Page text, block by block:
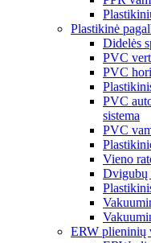
Plastikinė
Didelės
PVC
PVC
PVC
sistema
PVC
Vieno
Dvigubų
ERW plieninių